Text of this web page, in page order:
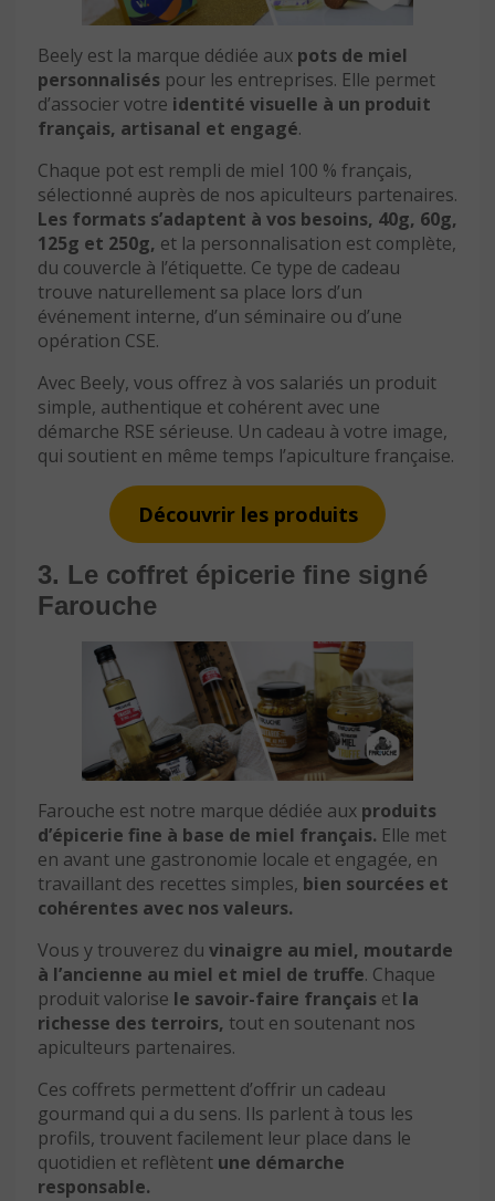
Beely est la marque dédiée aux pots de miel
personnalisés pour les entreprises. Elle permet
d’associer votre identité visuelle à un produit
français, artisanal et engagé.
Chaque pot est rempli de miel 100 % français,
sélectionné auprès de nos apiculteurs partenaires.
Les formats s’adaptent à vos besoins, 40g, 60g,
125g et 250g, et la personnalisation est complète,
du couvercle à l’étiquette. Ce type de cadeau
trouve naturellement sa place lors d’un
événement interne, d’un séminaire ou d’une
opération CSE.
Avec Beely, vous offrez à vos salariés un produit
simple, authentique et cohérent avec une
démarche RSE sérieuse. Un cadeau à votre image,
qui soutient en même temps l’apiculture française.
Découvrir les produits
3. Le coffret épicerie fine signé
Farouche
Farouche est notre marque dédiée aux produits
d’épicerie fine à base de miel français. Elle met
en avant une gastronomie locale et engagée, en
travaillant des recettes simples, bien sourcées et
cohérentes avec nos valeurs.
Vous y trouverez du vinaigre au miel, moutarde
à l’ancienne au miel et miel de truffe. Chaque
produit valorise le savoir-faire français et la
richesse des terroirs, tout en soutenant nos
apiculteurs partenaires.
Ces coffrets permettent d’offrir un cadeau
gourmand qui a du sens. Ils parlent à tous les
profils, trouvent facilement leur place dans le
quotidien et reflètent une démarche
responsable.